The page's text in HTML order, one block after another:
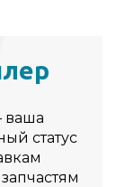
ваша
статус